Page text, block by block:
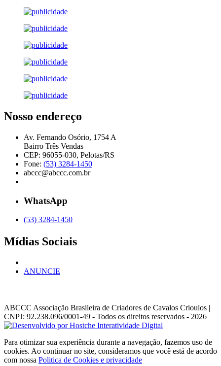
Nosso endereço
Av. Fernando Osório, 1754 A
Bairro Três Vendas
CEP: 96055-030, Pelotas/RS
Fone: (53) 3284-1450
abccc@abccc.com.br
WhatsApp
(53) 3284-1450
Mídias Sociais
ANUNCIE
ABCCC Associação Brasileira de Criadores de Cavalos Crioulos |
CNPJ: 92.238.096/0001-49 - Todos os direitos reservados - 2026
Para otimizar sua experiência durante a navegação, fazemos uso de
cookies. Ao continuar no site, consideramos que você está de acordo
com nossa Politica de Cookies e privacidade